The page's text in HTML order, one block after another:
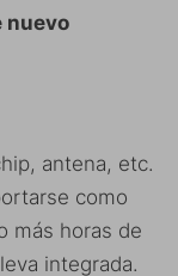
nuevo
antena, etc.
como
más horas de
integrada.